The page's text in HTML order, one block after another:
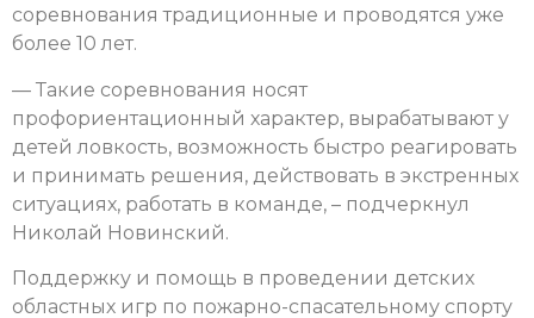
соревнования традиционные и проводятся уже
более 10 лет.
— Такие соревнования носят
профориентационный характер, вырабатывают у
детей ловкость, возможность быстро реагировать
и принимать решения, действовать в экстренных
ситуациях, работать в команде, – подчеркнул
Николай Новинский.
Поддержку и помощь в проведении детских
областных игр по пожарно-спасательному спорту